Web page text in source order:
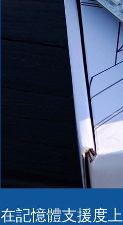
在記憶體支援度